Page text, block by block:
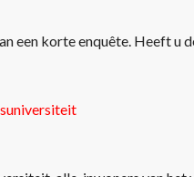
een korte enquête. Heeft u